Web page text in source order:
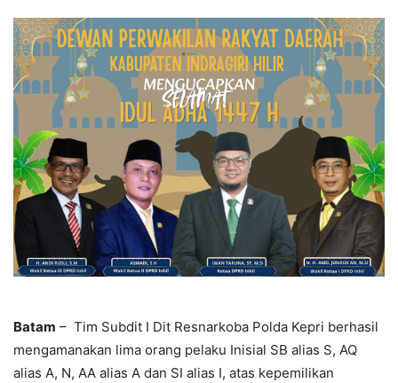
Batam – Tim Subdit I Dit Resnarkoba Polda Kepri berhasil
mengamanakan lima orang pelaku Inisial SB alias S, AQ
alias A, N, AA alias A dan SI alias I, atas kepemilikan